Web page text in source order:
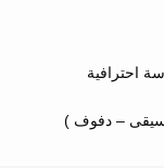
احترافية
– دفوف )